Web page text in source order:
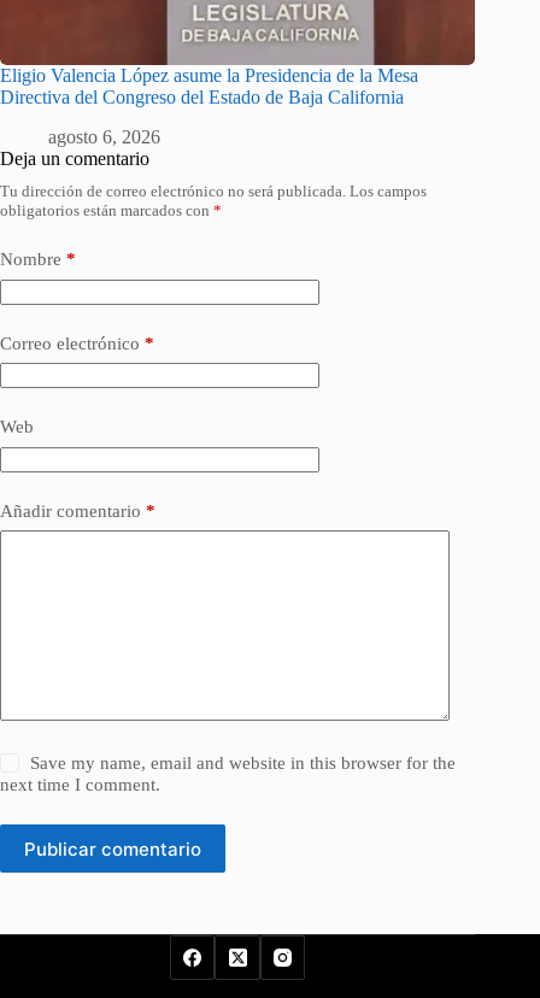
Eligio Valencia López asume la Presidencia de la Mesa
Directiva del Congreso del Estado de Baja California
agosto 6, 2026
Deja un comentario
Tu dirección de correo electrónico no será publicada. Los campos
obligatorios están marcados con *
Nombre *
Correo electrónico *
Web
Añadir comentario *
Save my name, email and website in this browser for the
next time I comment.
Publicar comentario